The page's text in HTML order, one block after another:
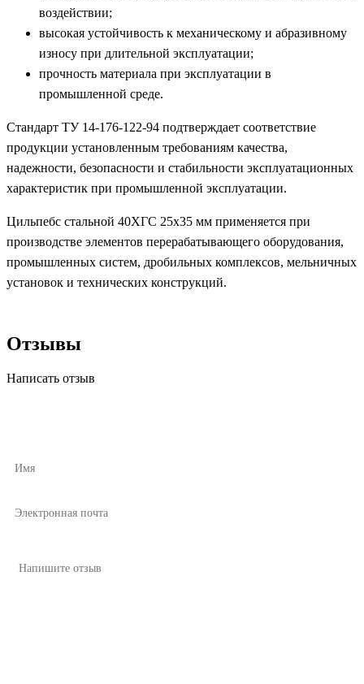
воздействии;
высокая устойчивость к механическому и абразивному
износу при длительной эксплуатации;
прочность материала при эксплуатации в
промышленной среде.
Стандарт ТУ 14-176-122-94 подтверждает соответствие
продукции установленным требованиям качества,
надежности, безопасности и стабильности эксплуатационных
характеристик при промышленной эксплуатации.
Цильпебс стальной 40ХГС 25х35 мм применяется при
производстве элементов перерабатывающего оборудования,
промышленных систем, дробильных комплексов, мельничных
установок и технических конструкций.
Отзывы
Написать отзыв